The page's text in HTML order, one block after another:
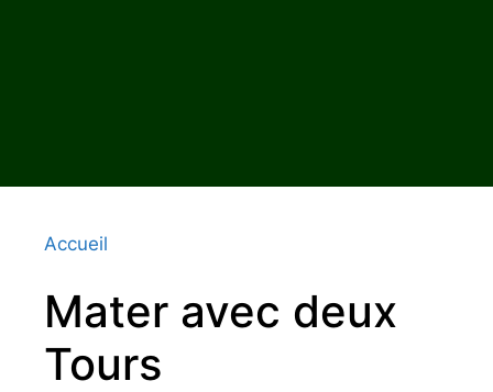
Accueil
Mater avec deux
Tours